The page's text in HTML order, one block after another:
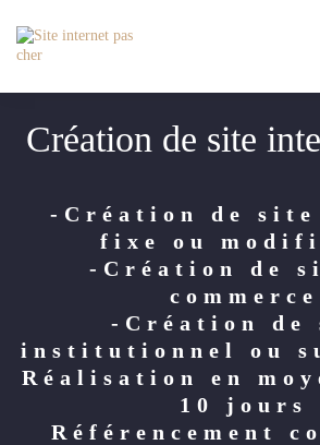
Création de site
-Création de
fixe ou
-Création de
commerce
-Création de
institutionnel ou
Réalisation en
10 jours
Référencement